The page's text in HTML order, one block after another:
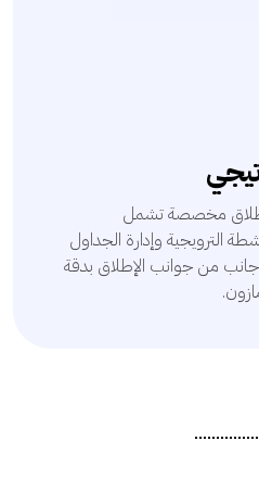
إطلاق مخصصة تشمل
الترويجية وإدارة الجداول
من جوانب الإطلاق بدقة